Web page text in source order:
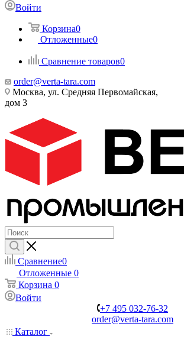
Войти
Корзина0
Отложенные0
Сравнение товаров0
order@verta-tara.com
Москва, ул. Средняя Первомайская,
дом 3
Сравнение0
Отложенные 0
Корзина 0
Войти
+7 495 032-76-32
order@verta-tara.com
Каталог